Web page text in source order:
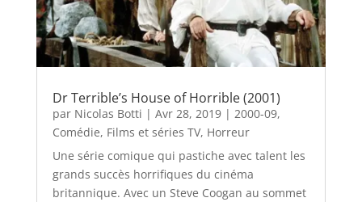
Dr Terrible’s House of Horrible (2001)
par Nicolas Botti | Avr 28, 2019| 2000-09,
Comédie, Films et séries TV, Horreur
Une série comique qui pastiche avec talent les
grands succès horrifiques du cinéma
britannique. Avec un Steve Coogan au sommet